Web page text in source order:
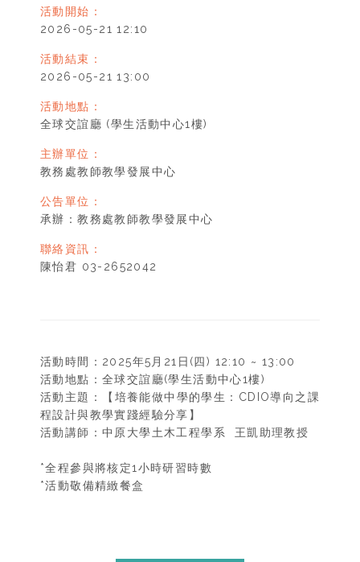
活動開始：
2026-05-21 12:10
活動結束：
2026-05-21 13:00
活動地點：
全球交誼廳 (學生活動中心1樓)
主辦單位：
教務處教師教學發展中心
公告單位：
承辦：教務處教師教學發展中心
聯絡資訊：
陳怡君 03-2652042
活動時間：2025年5月21日(四) 12:10 ~ 13:00
活動地點：全球交誼廳(學生活動中心1樓)
活動主題：【培養能做中學的學生：CDIO導向之課
程設計與教學實踐經驗分享】
活動講師：中原大學土木工程學系 王凱助理教授
*全程參與將核定1小時研習時數
*活動敬備精緻餐盒